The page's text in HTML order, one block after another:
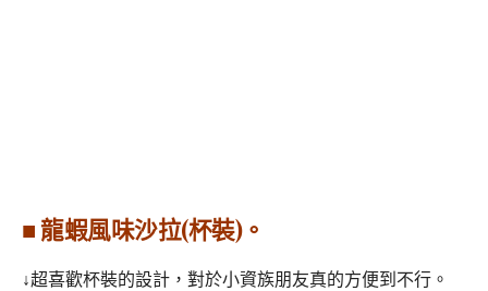
■ 龍蝦風味沙拉(杯裝)。
↓超喜歡杯裝的設計，對於小資族朋友真的方便到不行。